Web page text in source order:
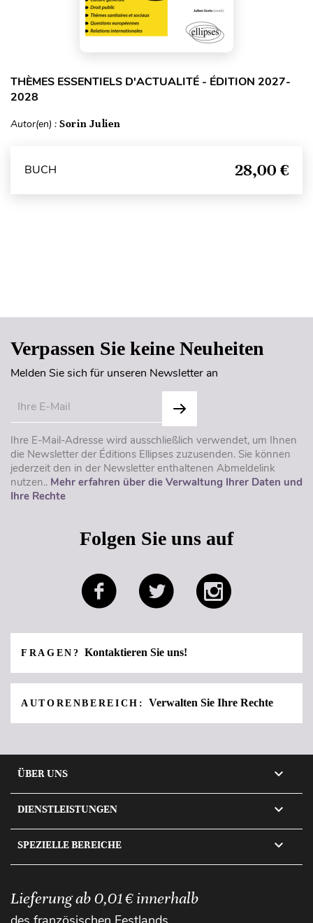
THÈMES ESSENTIELS D'ACTUALITÉ - ÉDITION 2027-
2028
Autor(en) : Sorin Julien
BUCH 28,00 €
Verpassen Sie keine Neuheiten
Melden Sie sich für unseren Newsletter an
Ihre E-Mail-Adresse wird ausschließlich verwendet, um Ihnen
die Newsletter der Éditions Ellipses zuzusenden. Sie können
jederzeit den in der Newsletter enthaltenen Abmeldelink
nutzen.. Mehr erfahren über die Verwaltung Ihrer Daten und
Ihre Rechte
Folgen Sie uns auf
FRAGEN?Kontaktieren Sie uns!
AUTORENBEREICH:Verwalten Sie Ihre Rechte
ÜBER UNS 
DIENSTLEISTUNGEN 
SPEZIELLE BEREICHE 
Lieferung ab 0,01 € innerhalb